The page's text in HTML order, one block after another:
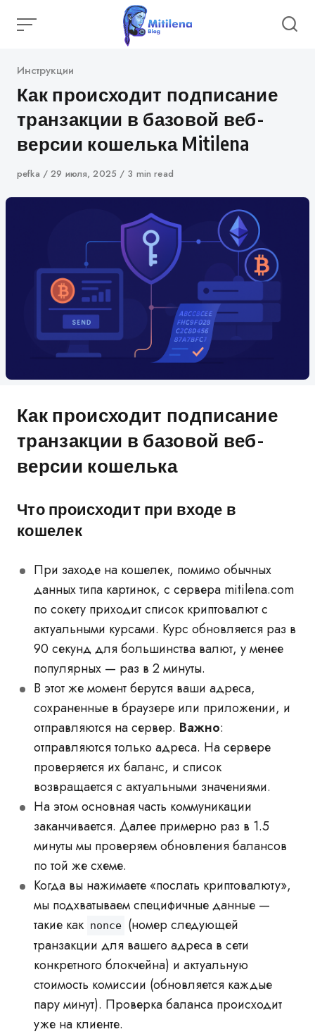
Category
Инструкции
Как происходит подписание
транзакции в базовой веб-
версии кошелька Mitilena
Author
pefka
Published
29 июля, 2025 3 min read
Как происходит подписание
транзакции в базовой веб-
версии кошелька
Что происходит при входе в
кошелек
При заходе на кошелек, помимо обычных
данных типа картинок, с сервера mitilena.com
по сокету приходит список криптовалют с
актуальными курсами. Курс обновляется раз в
90 секунд для большинства валют, у менее
популярных — раз в 2 минуты.
В этот же момент берутся ваши адреса,
сохраненные в браузере или приложении, и
отправляются на сервер. Важно:
отправляются только адреса. На сервере
проверяется их баланс, и список
возвращается с актуальными значениями.
На этом основная часть коммуникации
заканчивается. Далее примерно раз в 1.5
минуты мы проверяем обновления балансов
по той же схеме.
Когда вы нажимаете «послать криптовалюту»,
мы подхватываем специфичные данные —
такие как nonce (номер следующей
транзакции для вашего адреса в сети
конкретного блокчейна) и актуальную
стоимость комиссии (обновляется каждые
пару минут). Проверка баланса происходит
уже на клиенте.